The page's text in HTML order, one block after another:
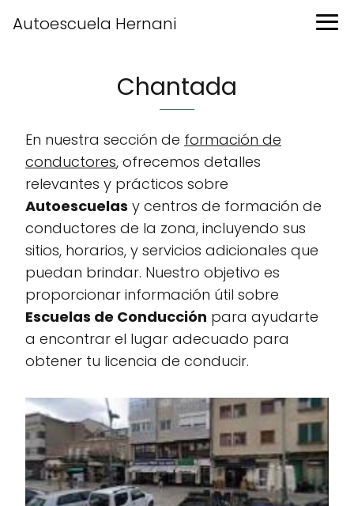
Autoescuela Hernani
Chantada
En nuestra sección de formación de
conductores, ofrecemos detalles
relevantes y prácticos sobre
Autoescuelas y centros de formación de
conductores de la zona, incluyendo sus
sitios, horarios, y servicios adicionales que
puedan brindar. Nuestro objetivo es
proporcionar información útil sobre
Escuelas de Conducción para ayudarte
a encontrar el lugar adecuado para
obtener tu licencia de conducir.